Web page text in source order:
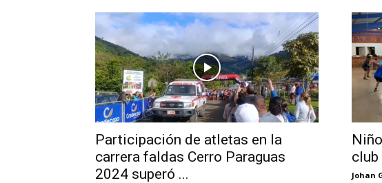
Participación de atletas en la
carrera faldas Cerro Paraguas
2024 superó ...
club
Johan